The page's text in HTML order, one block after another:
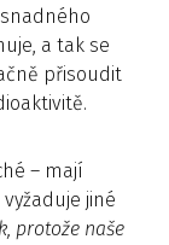
a tak se
přisoudit
– mají
jiné
protože naše